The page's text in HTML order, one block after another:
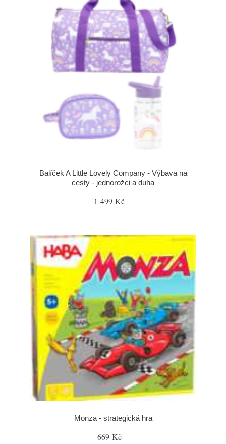
Balíček A Little Lovely Company - Výbava na
cesty - jednorožci a duha
1 499 Kč
Monza - strategická hra
669 Kč